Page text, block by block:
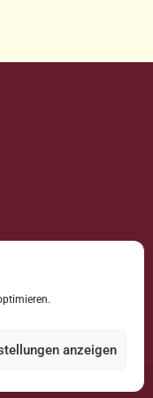
anzeigen